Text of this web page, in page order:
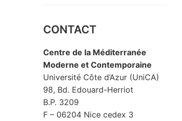
CONTACT
Centre de la Méditerranée
Moderne et Contemporaine
Université Côte d’Azur (UniCA)
98, Bd. Edouard-Herriot
B.P. 3209
F – 06204 Nice cedex 3